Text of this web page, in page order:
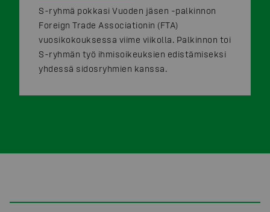
S-ryhmä pokkasi Vuoden jäsen -palkinnon
Foreign Trade Associationin (FTA)
vuosikokouksessa viime viikolla. Palkinnon toi
S-ryhmän työ ihmisoikeuksien edistämiseksi
yhdessä sidosryhmien kanssa.